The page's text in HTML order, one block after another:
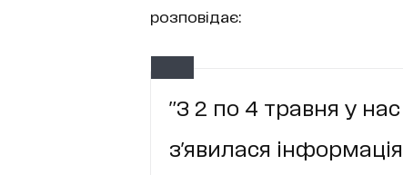
розповідає:
"З 2 по 4 травня у
з'явилася